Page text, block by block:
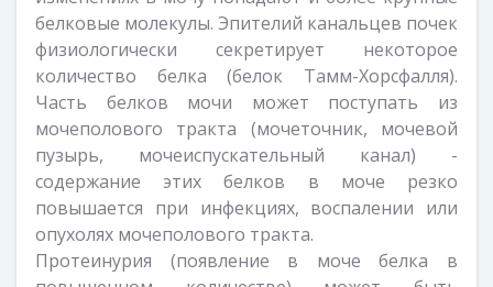
белковые молекулы. Эпителий канальцев почек
физиологически секретирует некоторое
количество белка (белок Тамм-Хорсфалля).
Часть белков мочи может поступать из
мочеполового тракта (мочеточник, мочевой
пузырь, мочеиспускательный канал) -
содержание этих белков в моче резко
повышается при инфекциях, воспалении или
опухолях мочеполового тракта.
Протеинурия (появление в моче белка в